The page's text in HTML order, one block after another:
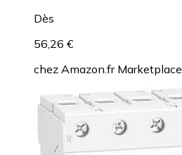
Dès
56,26 €
chez Amazon.fr Marketplace